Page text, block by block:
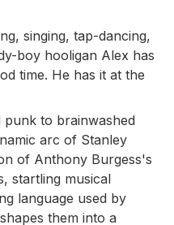
singing, tap-dancing,
boy hooligan Alex has
time. He has it at the
to brainwashed
arc of Stanley
of Anthony Burgess's
startling musical
language used by
them into a